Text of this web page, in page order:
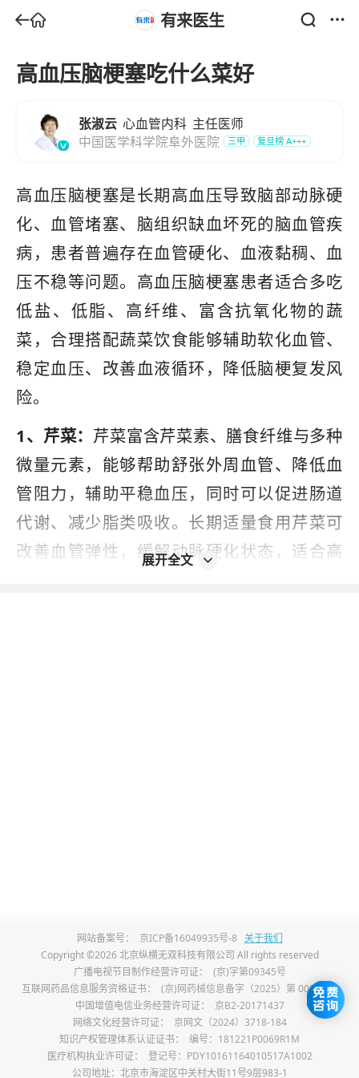
有来医生
高血压脑梗塞吃什么菜好
张淑云 心血管内科 主任医师
中国医学科学院阜外医院
三甲 复旦榜A+++
高血压脑梗塞是长期高血压导致脑部动脉硬
化、血管堵塞、脑组织缺血坏死的脑血管疾
病，患者普遍存在血管硬化、血液黏稠、血
压不稳等问题。高血压脑梗塞患者适合多吃
低盐、低脂、高纤维、富含抗氧化物的蔬
菜，合理搭配蔬菜饮食能够辅助软化血管、
稳定血压、改善血液循环，降低脑梗复发风
险。
1、芹菜： 芹菜富含芹菜素、膳食纤维与多种
微量元素，能够帮助舒张外周血管、降低血
管阻力，辅助平稳血压，同时可以促进肠道
代谢、减少脂类吸收。长期适量食用芹菜可
改善血管弹性，缓解动脉硬化状态，适合高
成分可有效保护血管结构，预防血管脆性增
加，改善脑部微循环供血，适合脑梗恢复期
患者长期食用，烹饪建议焯水后食用，减少
草酸影响。
4、冬瓜：冬瓜含水量高、热量极低，具备良
展开全文
网站备案号： 京ICP备16049935号-8 关于我们
Copyright ©2026 北京纵横无双科技有限公司 All rights reserved
广播电视节目制作经营许可证：
(京)字第09345号
互联网药品信息服务资格证书：
(京)网药械信息备字（2025）第 00017 号
中国增值电信业务经营许可证：
京B2-20171437
网络文化经营许可证：
京网文（2024）3718-184
知识产权管理体系认证证书：
编号：181221P0069R1M
医疗机构执业许可证：
登记号：PDY10161164010517A1002
公司地址：北京市海淀区中关村大街11号9层983-1